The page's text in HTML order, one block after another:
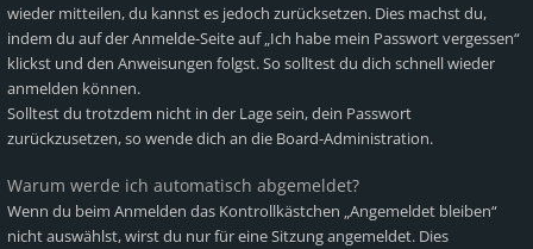
wieder mitteilen, du kannst es jedoch zurücksetzen. Dies machst du,
indem du auf der Anmelde-Seite auf „Ich habe mein Passwort vergessen“
klickst und den Anweisungen folgst. So solltest du dich schnell wieder
anmelden können.
Solltest du trotzdem nicht in der Lage sein, dein Passwort
zurückzusetzen, so wende dich an die Board-Administration.
Warum werde ich automatisch abgemeldet?
Wenn du beim Anmelden das Kontrollkästchen „Angemeldet bleiben“
nicht auswählst, wirst du nur für eine Sitzung angemeldet. Dies